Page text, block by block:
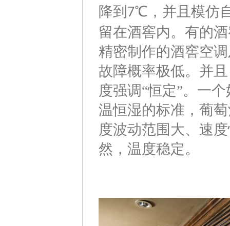
降到 7℃，并且模仿
留在酒窖内。有的
精密制作的酒窖空
故障概率极低。并
度强调“恒定”。一
温恒湿的标准，葡
度波动范围大、速
然，温度稳定。